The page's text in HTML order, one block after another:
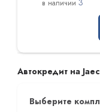
Автокредит на
Выберите